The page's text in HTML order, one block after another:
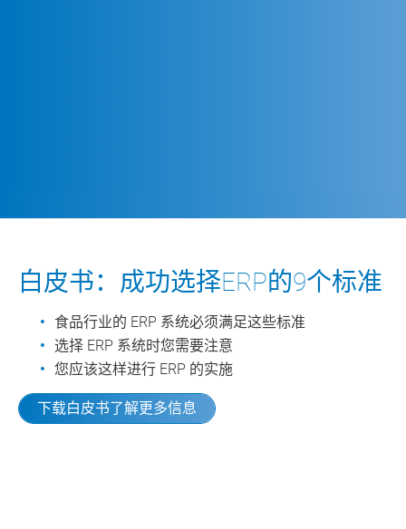
白皮书：成功选择ERP的9个标准
食品行业的 ERP 系统必须满足这些标准
选择 ERP 系统时您需要注意
您应该这样进行 ERP 的实施
下载白皮书了解更多信息